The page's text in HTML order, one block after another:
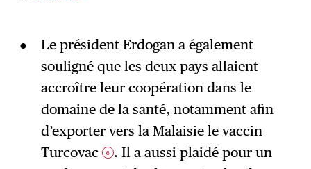
Le président Erdogan a également
souligné que les deux pays allaient
accroître leur coopération dans le
domaine de la santé, notamment afin
d’exporter vers la Malaisie le vaccin
Turcovac
6 . Il a aussi plaidé pour un